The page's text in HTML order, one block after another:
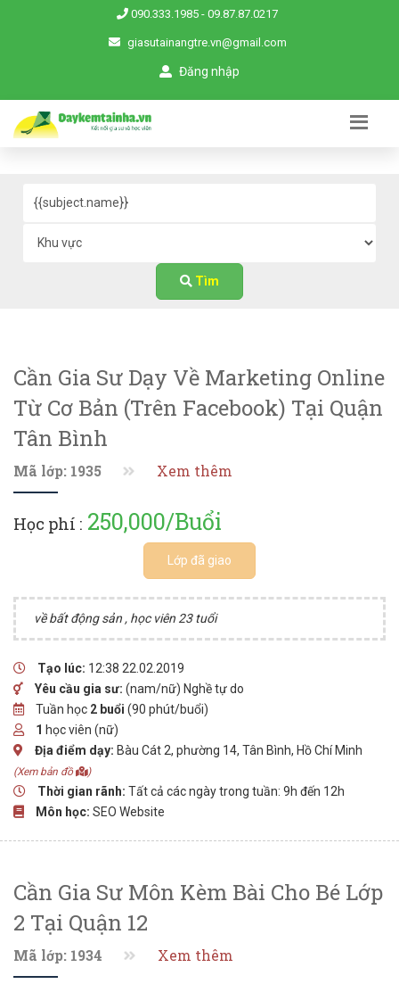
090.333.1985 - 09.87.87.0217
giasutainangtre.vn@gmail.com
Đăng nhập
Tìm
Cần Gia Sư Dạy Về Marketing Online
Từ Cơ Bản (trên Facebook) Tại Quận
Tân Bình
Mã lớp: 1935 Xem thêm
Học phí : 250,000/Buổi
Lớp đã giao
về bất động sản , học viên 23 tuổi
Tạo lúc: 12:38 22.02.2019
Yêu cầu gia sư: (nam/nữ) Nghề tự do
Tuần học 2 buổi (90 phút/buổi)
1 học viên (nữ)
Địa điểm dạy: Bàu Cát 2, phường 14, Tân Bình, Hồ Chí Minh
(Xem bản đồ )
Thời gian rãnh: Tất cả các ngày trong tuần: 9h đến 12h
Môn học: SEO Website
Cần Gia Sư Môn Kèm Bài Cho Bé Lớp
2 Tại Quận 12
Mã lớp: 1934 Xem thêm